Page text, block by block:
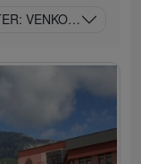
VENKOVNÍ